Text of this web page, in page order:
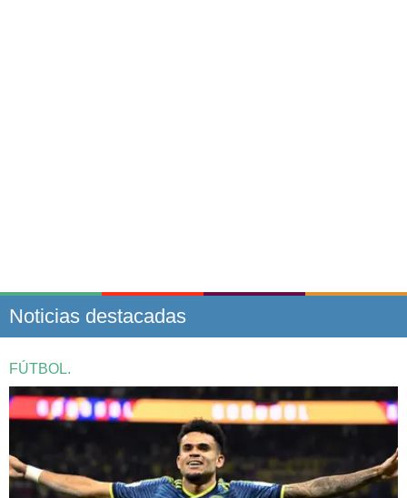
Noticias destacadas
FÚTBOL.